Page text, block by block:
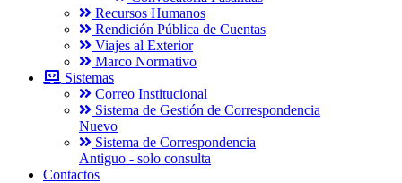
Recursos Humanos
Rendición Pública de Cuentas
Viajes al Exterior
Marco Normativo
Sistemas
Correo Institucional
Sistema de Gestión de Correspondencia
Nuevo
Sistema de Correspondencia
Antiguo - solo consulta
Contactos